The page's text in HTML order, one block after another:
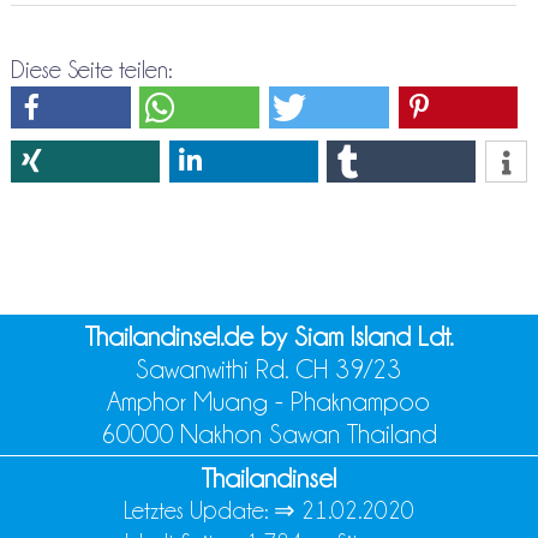
Diese Seite teilen:
Thailandinsel.de by Siam Island Ldt.
Sawanwithi Rd. CH 39/23
Amphor Muang - Phaknampoo
60000 Nakhon Sawan Thailand
Thailandinsel
Letztes Update: ⇒ 21.02.2020